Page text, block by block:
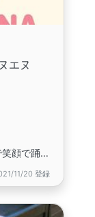
エヌ
🌈希望の虹をいつも心に,マイペースで笑顔で踊れるようにサポートしています🌴一緒に楽しんでいきましょう！
11/20 登録